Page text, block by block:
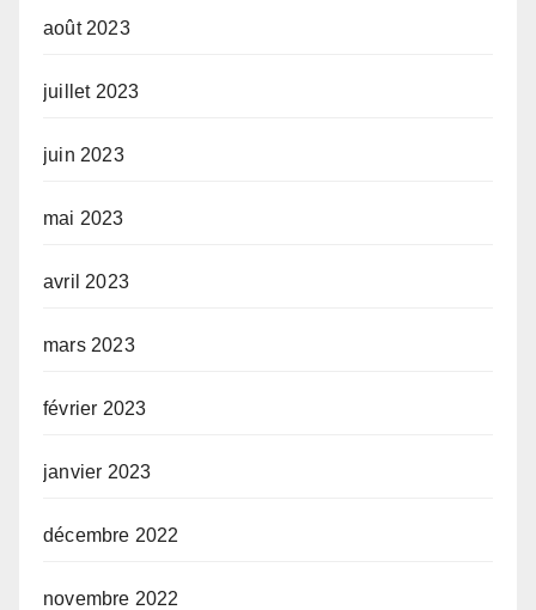
août 2023
juillet 2023
juin 2023
mai 2023
avril 2023
mars 2023
février 2023
janvier 2023
décembre 2022
novembre 2022